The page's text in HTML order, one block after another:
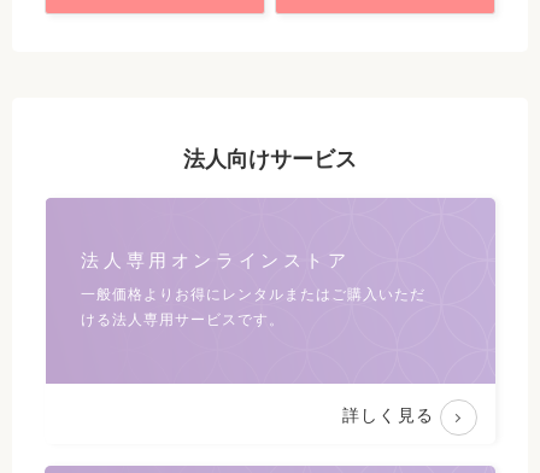
法人向けサービス
法人専用オンラインストア
一般価格よりお得にレンタルまたは ご購入いただ
ける法人専用サービスです。
詳しく見る